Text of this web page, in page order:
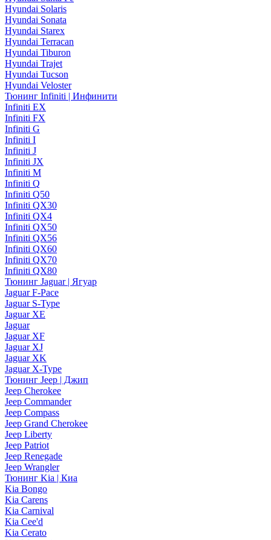
Hyundai Solaris
Hyundai Sonata
Hyundai Starex
Hyundai Terracan
Hyundai Tiburon
Hyundai Trajet
Hyundai Tucson
Hyundai Veloster
Тюнинг Infiniti | Инфинити
Infiniti EX
Infiniti FX
Infiniti G
Infiniti I
Infiniti J
Infiniti JX
Infiniti M
Infiniti Q
Infiniti Q50
Infiniti QX30
Infiniti QX4
Infiniti QX50
Infiniti QX56
Infiniti QX60
Infiniti QX70
Infiniti QX80
Тюнинг Jaguar | Ягуар
Jaguar F-Pace
Jaguar S-Type
Jaguar XE
Jaguar
Jaguar XF
Jaguar XJ
Jaguar XK
Jaguar X-Type
Тюнинг Jeep | Джип
Jeep Cherokee
Jeep Commander
Jeep Compass
Jeep Grand Cherokee
Jeep Liberty
Jeep Patriot
Jeep Renegade
Jeep Wrangler
Тюнинг Kia | Киа
Kia Bongo
Kia Carens
Kia Carnival
Kia Cee'd
Kia Cerato